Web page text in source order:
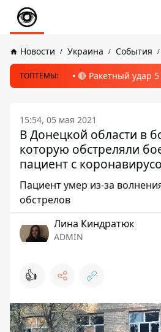
Новости Украина События
ТОПТЕМЫ: 🔴 Ракетный удар 5
15:54, 05 мая 2021
В Донецкой области в
которую обстреляли
пациент с
Пациент умер из-за
обстрелов
Лина Киндратюк
ADMIN
👍